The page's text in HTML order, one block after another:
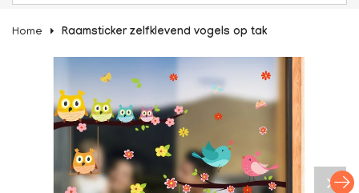
Home Raamsticker zelfklevend vogels op tak